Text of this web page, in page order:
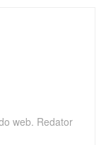
web. Redator